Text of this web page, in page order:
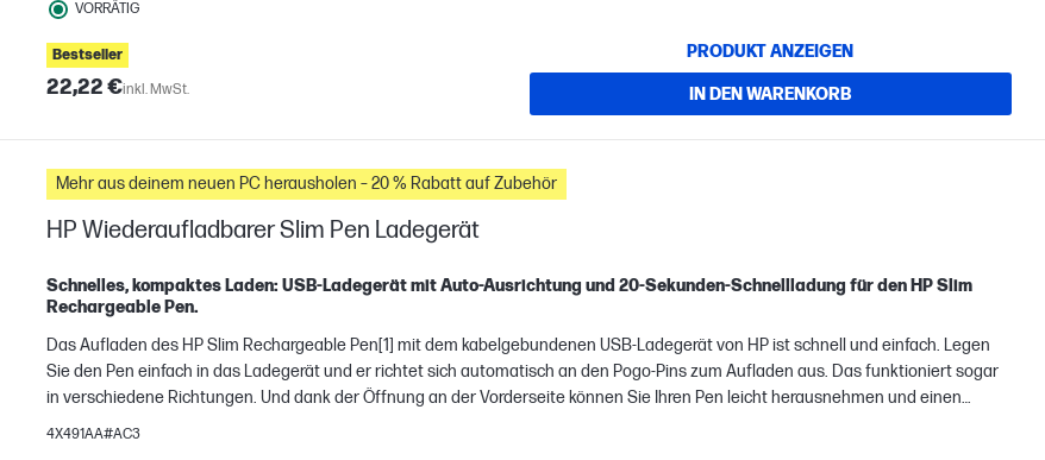
VORRÄTIG
Bestseller
22,22 €inkl. MwSt.
PRODUKT ANZEIGEN
IN DEN WARENKORB
Mehr aus deinem neuen PC herausholen – 20 % Rabatt auf Zubehör
HP Wiederaufladbarer Slim Pen Ladegerät
Schnelles, kompaktes Laden: USB-Ladegerät mit Auto-Ausrichtung und 20-Sekunden-Schnellladung für den HP Slim
Rechargeable Pen.
Das Aufladen des HP Slim Rechargeable Pen[1] mit dem kabelgebundenen USB-Ladegerät von HP ist schnell und einfach. Legen
Sie den Pen einfach in das Ladegerät und er richtet sich automatisch an den Pogo-Pins zum Aufladen aus. Das funktioniert sogar
in verschiedene Richtungen. Und dank der Öffnung an der Vorderseite können Sie Ihren Pen leicht herausnehmen und einen
anderen aufladen.
4X491AA#AC3